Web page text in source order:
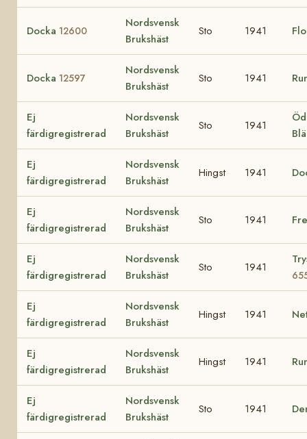
Docka 12600
Nordsvensk
Brukshäst
Sto 1941
Docka 12597
Nordsvensk
Brukshäst
Sto 1941
Ej
färdigregistrerad
Nordsvensk
Brukshäst
Sto 1941
Ej
färdigregistrerad
Nordsvensk
Brukshäst
Hingst 1941
Ej
färdigregistrerad
Nordsvensk
Brukshäst
Sto 1941
Ej
färdigregistrerad
Nordsvensk
Brukshäst
Sto 1941
Ej
färdigregistrerad
Nordsvensk
Brukshäst
Hingst 1941
Ej
färdigregistrerad
Nordsvensk
Brukshäst
Hingst 1941
Ej
färdigregistrerad
Nordsvensk
Brukshäst
Sto 1941